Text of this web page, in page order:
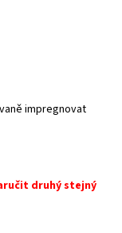
impregnovat
druhý stejný